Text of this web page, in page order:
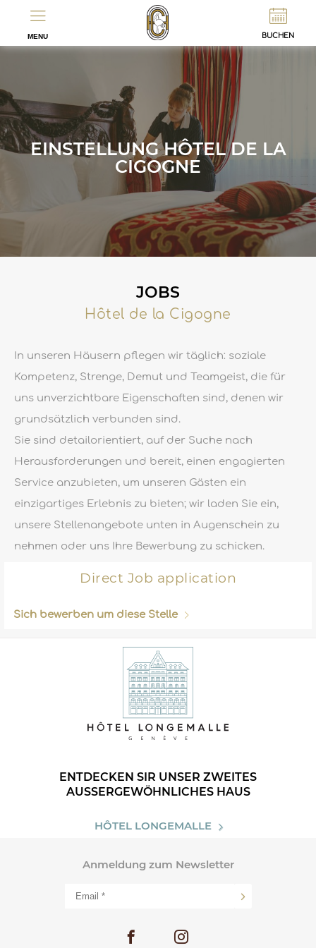
MENU BUCHEN
EINSTELLUNG HÔTEL DE LA
CIGOGNE
JOBS
Hôtel de la Cigogne
In unseren Häusern pflegen wir täglich: soziale
Kompetenz, Strenge, Demut und Teamgeist, die für
uns unverzichtbare Eigenschaften sind, denen wir
grundsätzlich verbunden sind.
Sie sind detailorientiert, auf der Suche nach
Herausforderungen und bereit, einen engagierten
Service anzubieten, um unseren Gästen ein
einzigartiges Erlebnis zu bieten; wir laden Sie ein,
unsere Stellenangebote unten in Augenschein zu
nehmen oder uns Ihre Bewerbung zu schicken.
Direct Job application
Sich bewerben um diese Stelle
ENTDECKEN SIR UNSER ZWEITES
AUSSERGEWÖHNLICHES HAUS
HÔTEL LONGEMALLE
Anmeldung zum Newsletter